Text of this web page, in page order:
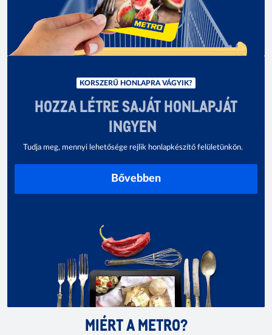
KORSZERŰ HONLAPRA VÁGYIK?
HOZZA LÉTRE SAJÁT HONLAPJÁT
INGYEN
Tudja meg, mennyi lehetősége rejlik honlapkészítő felületünkön.
Bővebben
MIÉRT A METRO?